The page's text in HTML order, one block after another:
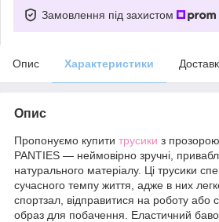
Замовлення під захистом
Опис Характеристики
Опис
Пропонуємо купити трусики з
PANTIES — неймовірно зручні,
натурального матеріалу. Ці трусики
сучасного темпу життя, адже в них
спортзал, відправитися на роботу або
образ для побачення. Еластичний